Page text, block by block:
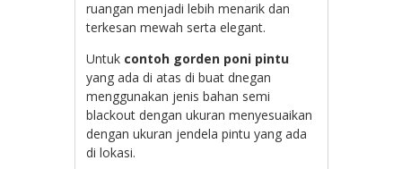
ruangan menjadi lebih menarik dan
terkesan mewah serta elegant.
Untuk contoh gorden poni pintu
yang ada di atas di buat dnegan
menggunakan jenis bahan semi
blackout dengan ukuran menyesuaikan
dengan ukuran jendela pintu yang ada
di lokasi.